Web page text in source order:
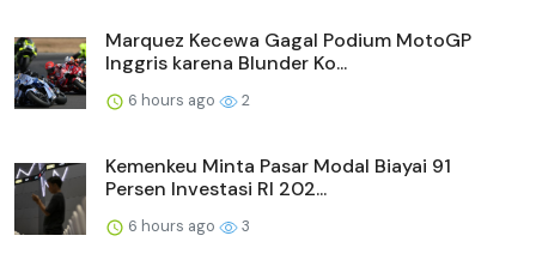
Marquez Kecewa Gagal Podium MotoGP
Inggris karena Blunder Ko...
6 hours ago 2
Kemenkeu Minta Pasar Modal Biayai 91
Persen Investasi RI 202...
6 hours ago 3